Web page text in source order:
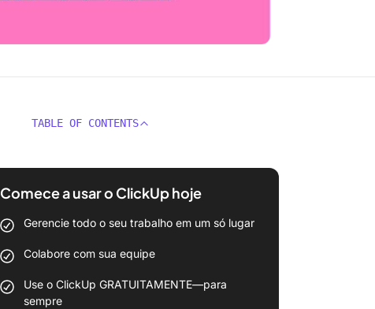
TABLE OF CONTENTS
Comece a usar o ClickUp hoje
Gerencie todo o seu trabalho em um só lugar
Colabore com sua equipe
Use o ClickUp GRATUITAMENTE—para
sempre